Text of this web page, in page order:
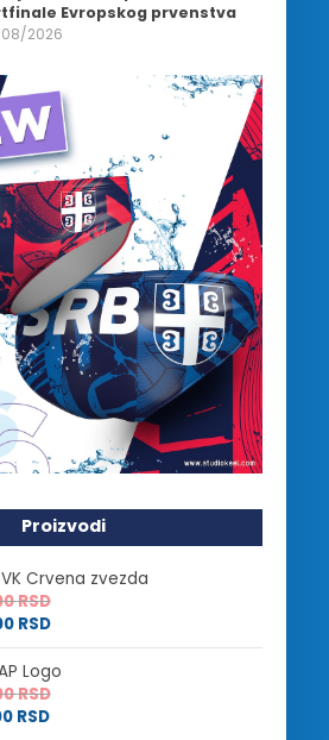
Evropskog prvenstva
2026
Proizvodi
Crvena zvezda
RSD
RSD
Logo
RSD
RSD